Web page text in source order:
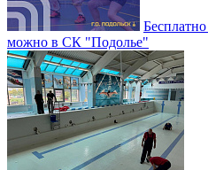
можно в СК "Подолье"